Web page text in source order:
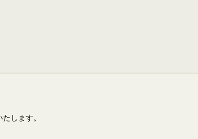
します。